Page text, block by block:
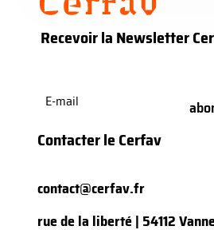
Recevoir la Newsletter
mail(Nécessaire)
Contacter le Cerfav
contact@cerfav.fr
rue de la liberté | 54112